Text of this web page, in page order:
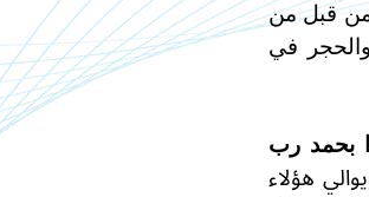
من قبل من
في
بحمد رب
هؤلاء